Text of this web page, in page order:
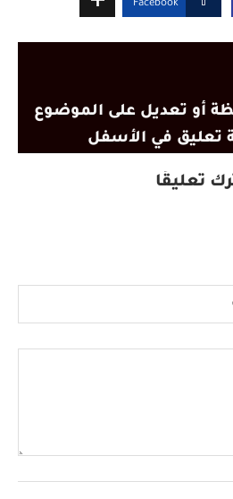
Facebook
أو تعديل على الموضوع
تعليق في الأسفل
تعليقًا